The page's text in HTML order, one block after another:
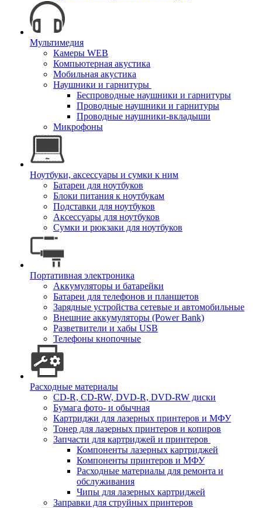
Мультимедия
Камеры WEB
Компьютерная акустика
Мобильная акустика
Наушники и гарнитуры
Беспроводные наушники и гарнитуры
Проводные наушники и гарнитуры
Проводные наушники-вкладыши
Микрофоны
Ноутбуки, аксессуары и сумки к ним
Батареи для ноутбуков
Блоки питания к ноутбукам
Подставки для ноутбуков
Аксессуары для ноутбуков
Сумки и рюкзаки для ноутбуков
Портативная электроника
Аккумуляторы и батарейки
Батареи для телефонов и планшетов
Зарядные устройства сетевые и автомобильные
Внешние аккумуляторы (Power Bank)
Разветвители и хабы USB
Телефоны кнопочные
Расходные материалы
CD-R, CD-RW, DVD-R, DVD-RW диски
Бумага фото- и обычная
Картриджи для лазерных принтеров и МФУ
Тонер для лазерных принтеров и копиров
Запчасти для картриджей и принтеров
Компоненты лазерных картриджей
Компоненты принтеров и МФУ
Расходные материалы для ремонта и
обслуживания
Чипы для лазерных картриджей
Заправки для струйных принтеров